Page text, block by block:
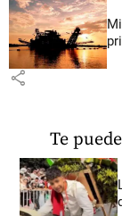
share
Te